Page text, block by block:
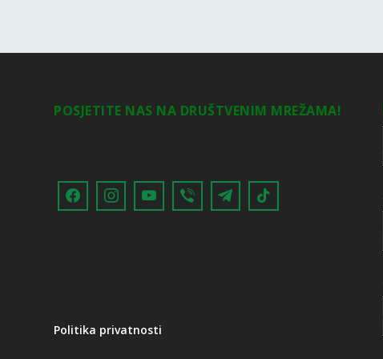
POSJETITE NAS NA DRUŠTVENIM MREŽAMA!
Politika privatnosti